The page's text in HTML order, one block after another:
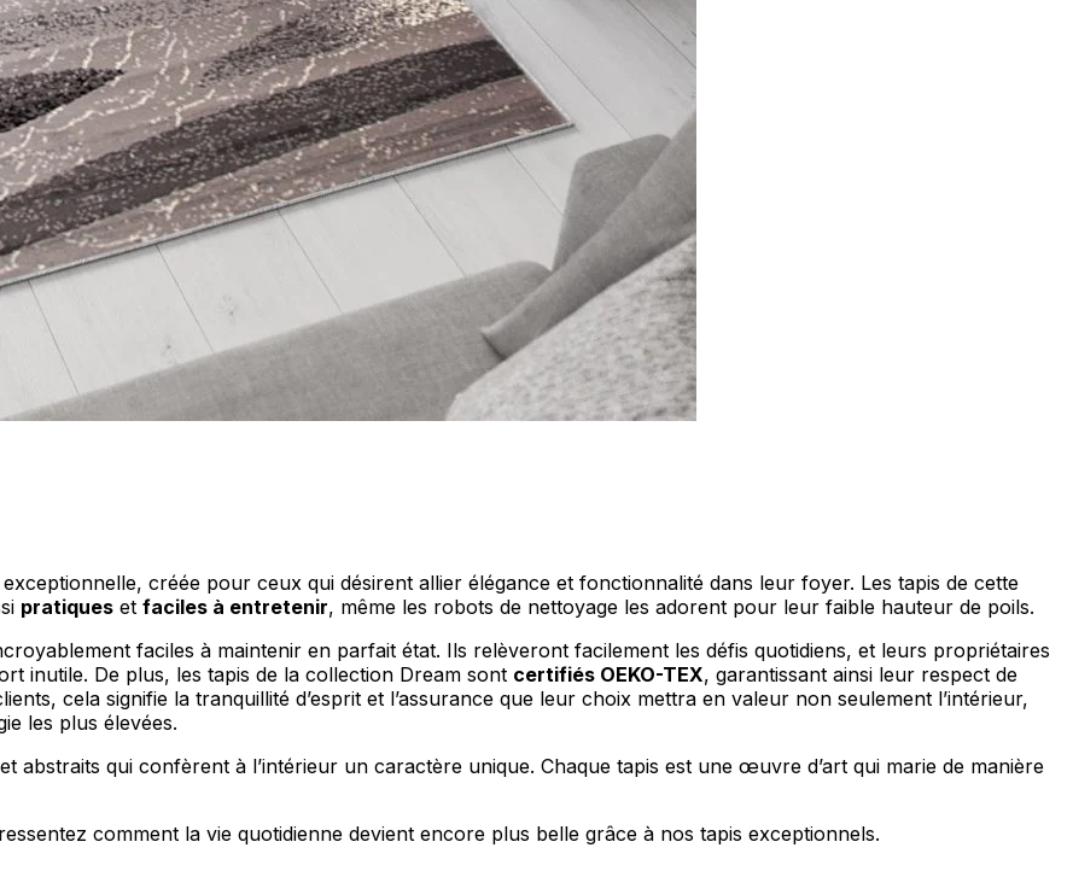
créée pour ceux qui désirent allier élégance et fonctionnalité dans leur foyer. Les tapis de cette
pratiques et faciles à entretenir, même les robots de nettoyage les adorent pour leur faible hauteur de poils.
faciles à maintenir en parfait état. Ils relèveront facilement les défis quotidiens, et leurs propriétaires
inutile. De plus, les tapis de la collection Dream sont certifiés OEKO-TEX, garantissant ainsi leur respect de
cela signifie la tranquillité d’esprit et l’assurance que leur choix mettra en valeur non seulement l’intérieur,
les plus élevées.
abstraits qui confèrent à l’intérieur un caractère unique. Chaque tapis est une œuvre d’art qui marie de manière
comment la vie quotidienne devient encore plus belle grâce à nos tapis exceptionnels.
pour les fonctions de base du site et le site ne fonctionnera pas comme prévu sans eux. Ces cookies
d'identifier personnellement un utilisateur.
au site de se souvenir des informations qui modifient l'apparence ou le fonctionnement du site,
région dans laquelle vous vous trouvez.